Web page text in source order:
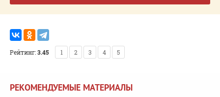
Рейтинг:3.45 1 2 3 4 5
РЕКОМЕНДУЕМЫЕ МАТЕРИАЛЫ